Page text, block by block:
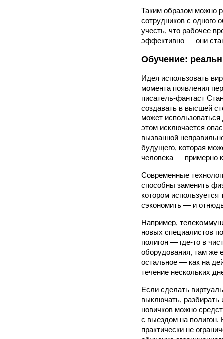
Таким образом можно
сотрудников с одного
учесть, что рабочее
эффективно — они
Обучение:
Идея использовать
момента появления
писатель-фантаст
создавать в высшей
может
этом исключается
вызванной
будущего, которая
человека — примерно
Современные
способны заменить
котором
сэкономить — и
Например,
новых специалистов
полигон — где-то в
оборудования, там же
остальное — как на
течение нескольких
Если сделать
выключать, разбирать
новичков можно
с выездом на полигон.
практически не